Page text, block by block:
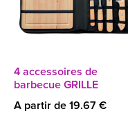
4 accessoires de
barbecue GRILLE
A partir de 19.67 €